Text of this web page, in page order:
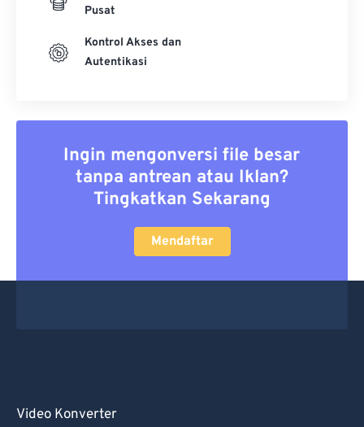
Pusat
Kontrol Akses dan
Autentikasi
Ingin mengonversi file besar
tanpa antrean atau Iklan?
Tingkatkan Sekarang
Mendaftar
Video Konverter